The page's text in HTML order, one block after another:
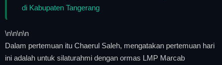
di Kabupaten Tangerang
\n\n\n\n
Dalam pertemuan itu Chaerul Saleh, mengatakan pertemuan hari
ini adalah untuk silaturahmi dengan ormas LMP Marcab